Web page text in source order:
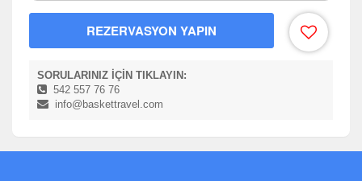
REZERVASYON YAPIN
SORULARINIZ İÇİN TIKLAYIN:
542 557 76 76
info@baskettravel.com